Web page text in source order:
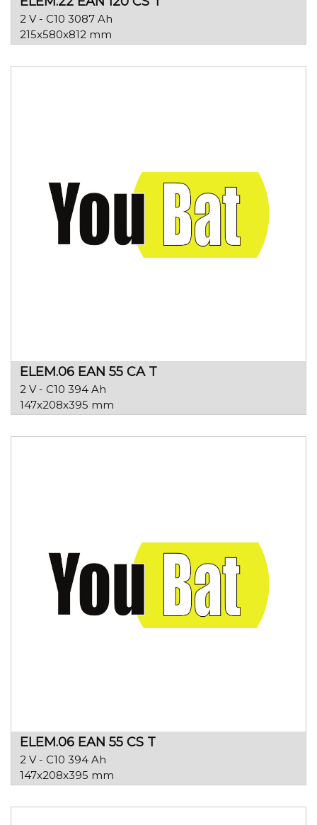
2 V - C10 3087 Ah
215x580x812 mm
ELEM.06 EAN 55 CA T
2 V - C10 394 Ah
147x208x395 mm
ELEM.06 EAN 55 CS T
2 V - C10 394 Ah
147x208x395 mm